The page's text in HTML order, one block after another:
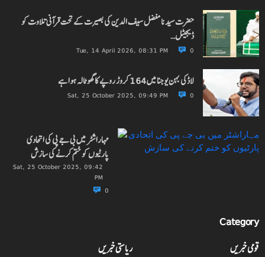
حضرت سیدنا مفضل سیف الدین کی بصیرت کے تحت قرآنی تلاوت کو
ڈیجیٹل…
Tue, 14 April 2026, 08:31 PM 0
لاڈکی بہن یوجنا میں 164 کروڑ روپے کا گھوٹالہ ہوا ہے
Sat, 25 October 2025, 09:49 PM 0
مہاراشٹر میں بی جے پی کی اتحادی
پارٹیوں کو ختم کرنے کی سازش
Sat, 25 October 2025, 09:42
PM
0
Category
قومی خبریں
ریاستی خبریں